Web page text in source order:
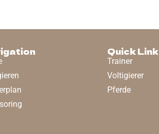
Quick Link
Trainer
Voltigierer
Pferde